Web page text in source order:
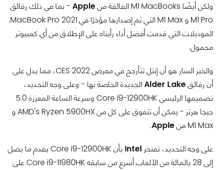
ولكن أيضًا M1 MacBooks الفائقة من
Apple - بما في ذلك رقائق
M1 Pro و M1 Max التي تم إصدارها مؤخرًا في 2021 MacBook Pro.
الموديلات التي قدمت أفضل أداء رأيناه على الإطلاق من أي كمبيوتر
محمول.
والخبر السار هو أن إنتل تتأرجح في معرض CES 2022، مما يدل على
أن رقائقAlder Lakeالجديدة الخاصة بها - وعلى وجه التحديد،
تصميمها الرئيسي Core i9-12900HK وسرعة الساعة المعززة 5.0
جيجا هرتز - يمكن أن تتفوق على كل من AMD's Ryzen 5900HX و
M1 Max من
Apple
.
على وجه التحديد، تفتخر Intel
بأن Core i9-12900HK يقدم ما يصل
إلى 28 بالمائة من الألعاب أسرع من سابقه Core i9-11980HK على